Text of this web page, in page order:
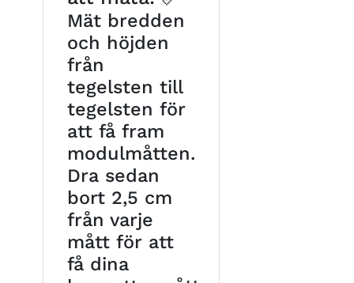
Mät bredden
och höjden
från
tegelsten till
tegelsten för
att få fram
modulmåtten.
Dra sedan
bort 2,5 cm
från varje
mått för att
få dina